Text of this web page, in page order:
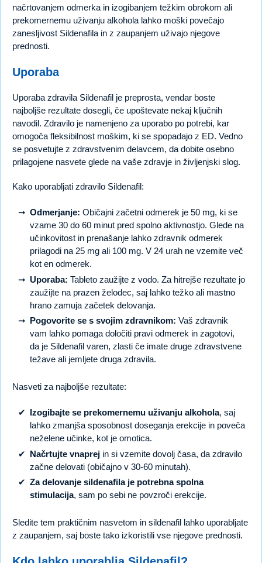
načrtovanjem odmerka in izogibanjem težkim obrokom ali
prekomernemu uživanju alkohola lahko moški povečajo
zanesljivost Sildenafila in z zaupanjem uživajo njegove
prednosti.
Uporaba
Uporaba zdravila Sildenafil je preprosta, vendar boste
najboljše rezultate dosegli, če upoštevate nekaj ključnih
navodil. Zdravilo je namenjeno za uporabo po potrebi, kar
omogoča fleksibilnost moškim, ki se spopadajo z ED. Vedno
se posvetujte z zdravstvenim delavcem, da dobite osebno
prilagojene nasvete glede na vaše zdravje in življenjski slog.
Kako uporabljati zdravilo Sildenafil:
Odmerjanje: Običajni začetni odmerek je 50 mg, ki se
vzame 30 do 60 minut pred spolno aktivnostjo. Glede na
učinkovitost in prenašanje lahko zdravnik odmerek
prilagodi na 25 mg ali 100 mg. V 24 urah ne vzemite več
kot en odmerek.
Uporaba: Tableto zaužijte z vodo. Za hitrejše rezultate jo
zaužijte na prazen želodec, saj lahko težko ali mastno
hrano zamuja začetek delovanja.
Pogovorite se s svojim zdravnikom: Vaš zdravnik
vam lahko pomaga določiti pravi odmerek in zagotovi,
da je Sildenafil varen, zlasti če imate druge zdravstvene
težave ali jemljete druga zdravila.
Nasveti za najboljše rezultate:
Izogibajte se prekomernemu uživanju alkohola, saj
lahko zmanjša sposobnost doseganja erekcije in poveča
neželene učinke, kot je omotica.
Načrtujte vnaprej in si vzemite dovolj časa, da zdravilo
začne delovati (običajno v 30-60 minutah).
Za delovanje sildenafila je potrebna spolna
stimulacija, sam po sebi ne povzroči erekcije.
Sledite tem praktičnim nasvetom in sildenafil lahko uporabljate
z zaupanjem, saj boste tako izkoristili vse njegove prednosti.